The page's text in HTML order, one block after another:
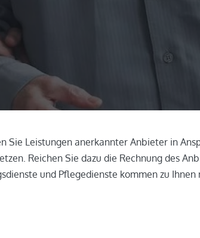
Sie Leistungen anerkannter Anbieter in
Reichen Sie dazu die Rechnung des
und Pflegedienste kommen zu